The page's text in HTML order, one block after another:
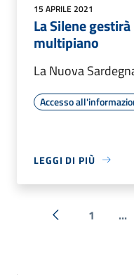
15 APRILE 2021
La Silene
multipiano
La Nuova
Accesso
LEGGI DI PIÙ
« Precedente
1 ...